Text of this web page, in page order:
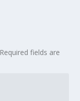
Required fields are